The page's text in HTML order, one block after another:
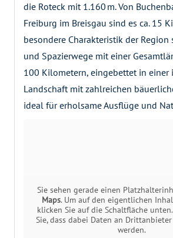
die Roteck mit 1.160 m. Von
Freiburg im Breisgau sind es ca. 15
besondere Charakteristik der Region
und Spazierwege mit einer
100 Kilometern, eingebettet in einer
Landschaft mit zahlreichen
ideal für erholsame Ausflüge und
Sie sehen gerade einen
Maps. Um auf den eigentlichen
klicken Sie auf die Schaltfläche
Sie, dass dabei Daten an
werden.